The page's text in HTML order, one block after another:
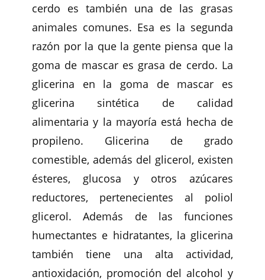
cerdo es también una de las grasas
animales comunes. Esa es la segunda
razón por la que la gente piensa que la
goma de mascar es grasa de cerdo. La
glicerina en la goma de mascar es
glicerina sintética de calidad
alimentaria y la mayoría está hecha de
propileno. Glicerina de grado
comestible, además del glicerol, existen
ésteres, glucosa y otros azúcares
reductores, pertenecientes al poliol
glicerol. Además de las funciones
humectantes e hidratantes, la glicerina
también tiene una alta actividad,
antioxidación, promoción del alcohol y